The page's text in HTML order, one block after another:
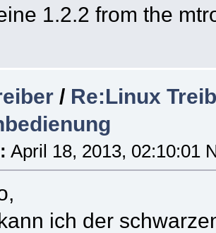
1.2.2 from the
/ Re:Linux
April 18, 2013, 02:10:01
ich der